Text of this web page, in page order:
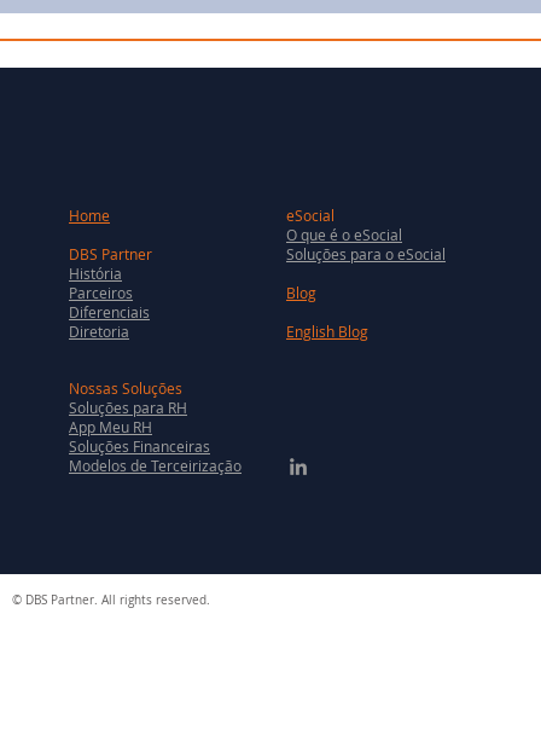
Home
DBS Partner
História
Parceiros
Diferenciais
Diretoria
eSocial
O que é o eSocial
Soluções para o eSocial
Blog
English Blog
Nossas Soluções
Soluções para RH
App Meu RH
Soluções Financeiras
Modelos de Terceirização
© DBS Partner. All rights reserved.